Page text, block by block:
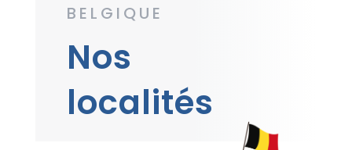
BELGIQUE
Nos
localités